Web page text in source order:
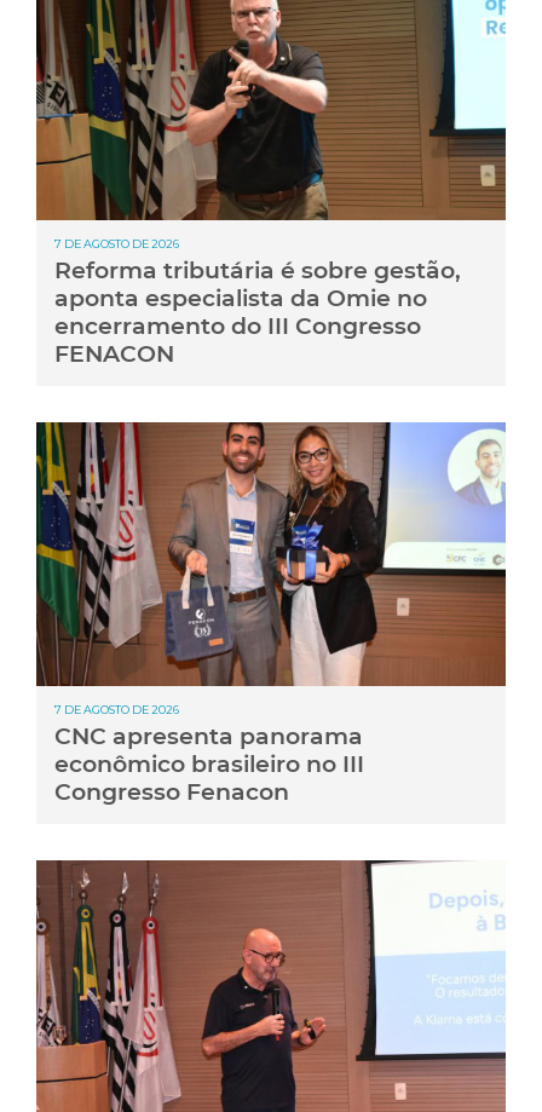
7 DE AGOSTO DE 2026
Reforma tributária é sobre gestão,
aponta especialista da Omie no
encerramento do III Congresso
FENACON
7 DE AGOSTO DE 2026
CNC apresenta panorama
econômico brasileiro no III
Congresso Fenacon